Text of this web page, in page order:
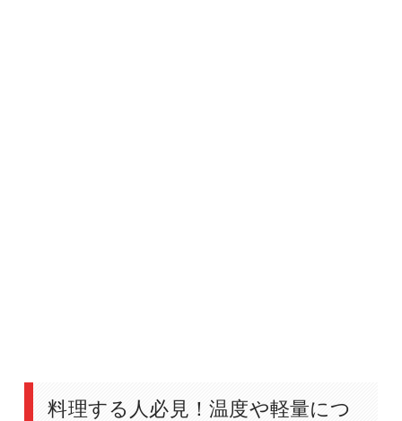
料理する人必見！温度や軽量につ